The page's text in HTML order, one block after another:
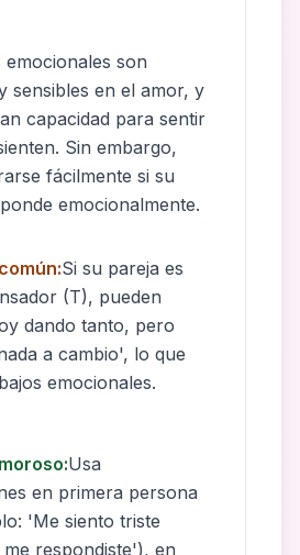
emocionales son
sensibles en el amor, y
capacidad para sentir
Sin embargo,
fácilmente si su
emocionalmente.
Si su pareja es
(T), pueden
dando tanto, pero
a cambio', lo que
emocionales.
Usa
en primera persona
'Me siento triste
respondiste'), en